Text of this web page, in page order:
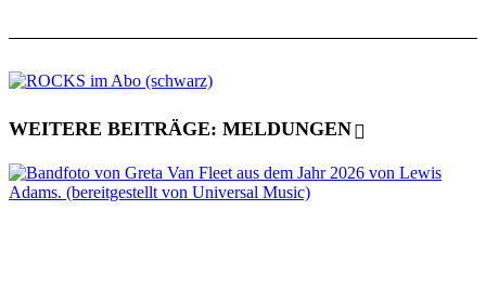
WEITERE BEITRÄGE: MELDUNGEN